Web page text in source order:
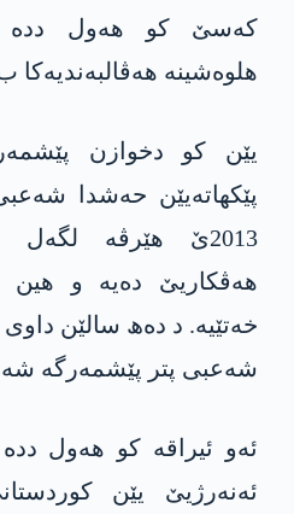
کەسێ کو ھەول ددە
ھلوەشینە
یێن کو دخوازن
پێکھاتەیێن حەشدا
2013ێ هێرڤە
ھەڤکاریێ دەیە و
خەتێیە. د دەھ سالێن
شەعبی پتر پێشمەرگە
ئەو ئیراقە کو ھەول
ئەنەرژیێ یێن